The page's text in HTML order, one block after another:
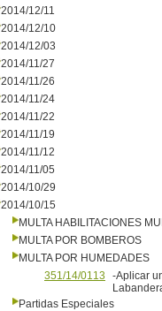
2014/12/11
2014/12/10
2014/12/03
2014/11/27
2014/11/26
2014/11/24
2014/11/22
2014/11/19
2014/11/12
2014/11/05
2014/10/29
2014/10/15
MULTA HABILITACIONES
MULTA POR BOMBEROS
MULTA POR HUMEDADES
351/14/0113
-Aplicar
Partidas Especiales